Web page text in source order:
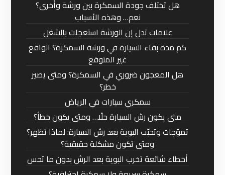
هل تختلف جودة السمكرة بين ورشة وأخرى؟
نعم… وهذه الأسباب
علامات تدل إن الورشة استعجلت بالشغل
كم مدة بقاء السيارة في ورشة السمكرة؟ الواقع
غير المتوقع
هل المعجون ضروري في السمكرة؟ ومتى يصير
خطر؟
سمكري سيارات في الرياض
متى يكون رش السيارة حلًا… ومتى يكون خطأ؟
تموّجات وتحبّب البوية بعد رش السيارة: لماذا تظهر؟
ومتى تكون مشكلة حقيقية؟
أخطاء شائعة تخرب البوية بعد الرش بدون ما تحس